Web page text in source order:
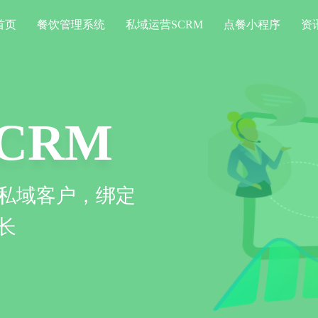
页 餐饮管理系统 私域运营SCRM 点餐小程序 资
域客户，绑定